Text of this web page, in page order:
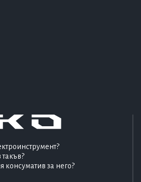
консуматив за него?